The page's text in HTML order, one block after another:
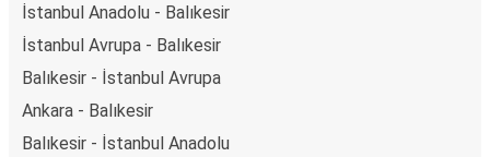
İstanbul Anadolu - Balıkesir
İstanbul Avrupa - Balıkesir
Balıkesir - İstanbul Avrupa
Ankara - Balıkesir
Balıkesir - İstanbul Anadolu